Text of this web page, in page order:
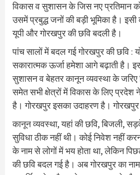
विकास व सुशासन के जिस नए प्रतिमान
उसमें प्रबुद्ध जनों की बड़ी भूमिका है। इसी
यूपी और गोरखपुर की छवि बदली है।
पांच सालों में बदल गई गोरखपुर की छवि :
सकारात्मक ऊर्जा हमेशा आगे बढ़ाती है।
सुशासन व बेहतर कानून व्यवस्था के जरिए
समेत सभी क्षेत्रों में विकास के लिए प्रदेश
है। गोरखपुर इसका उदाहरण है। गोरखपुर
कानून व्यवस्था, यहां की छवि, बिजली,
सुविधा ठीक नहीं थी। कोई निवेश नहीं
के नाम से लोगों में भय होता था, लेकिन
की छवि बदल गई है। अब गोरखपुर का